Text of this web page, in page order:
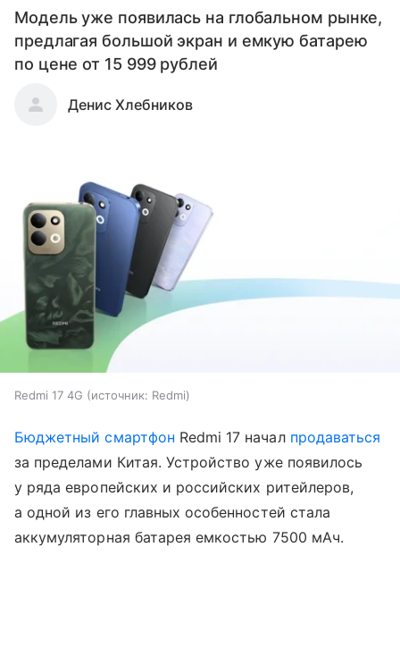
Модель уже появилась на глобальном рынке,
предлагая большой экран и емкую батарею
по цене от 15 999 рублей
Денис Хлебников
Redmi 17 4G источник: Redmi
Бюджетный смартфон Redmi 17 начал продаваться
за пределами Китая. Устройство уже появилось
у ряда европейских и российских ритейлеров,
а одной из его главных особенностей стала
аккумуляторная батарея емкостью 7500 мАч.